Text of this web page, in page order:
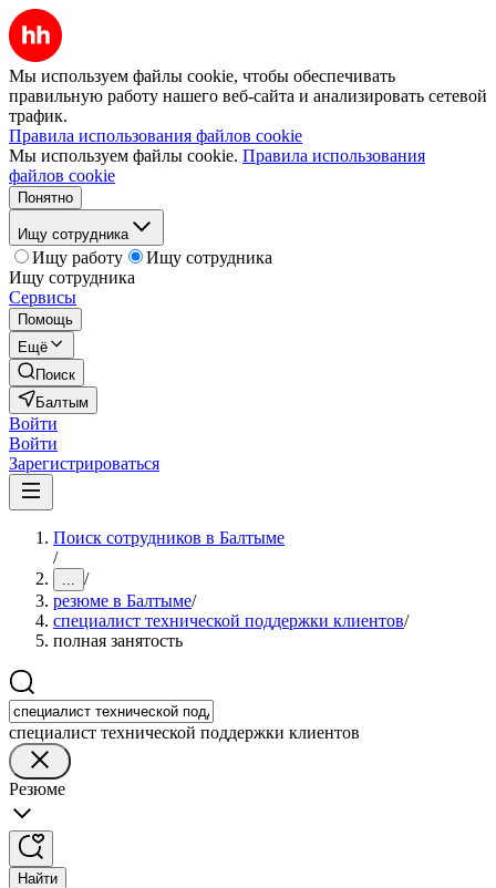
Мы используем файлы cookie, чтобы обеспечивать
правильную работу нашего веб-сайта и анализировать сетевой
трафик.
Правила использования файлов cookie
Мы используем файлы cookie. Правила использования
файлов cookie
Понятно
Ищу сотрудника
Ищу работу
Ищу сотрудника
Ищу сотрудника
Сервисы
Помощь
Ещё
Поиск
Балтым
Войти
Войти
Зарегистрироваться
Поиск сотрудников в Балтыме
/
... /
резюме в Балтыме/
специалист технической поддержки клиентов/
полная занятость
специалист технической поддержки клиентов
Резюме
Найти